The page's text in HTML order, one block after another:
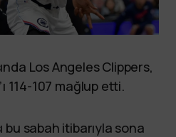
Los Angeles Clippers,
114-107 mağlup etti.
bu sabah itibarıyla sona